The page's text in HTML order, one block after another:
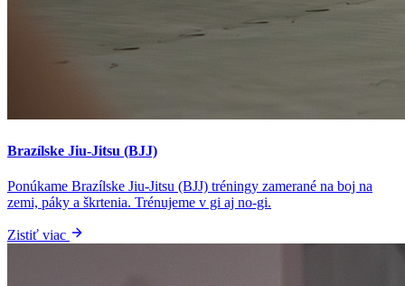
Brazílske Jiu-Jitsu (BJJ)
Ponúkame Brazílske Jiu-Jitsu (BJJ) tréningy zamerané na boj na
zemi, páky a škrtenia. Trénujeme v gi aj no-gi.
Zistiť viac